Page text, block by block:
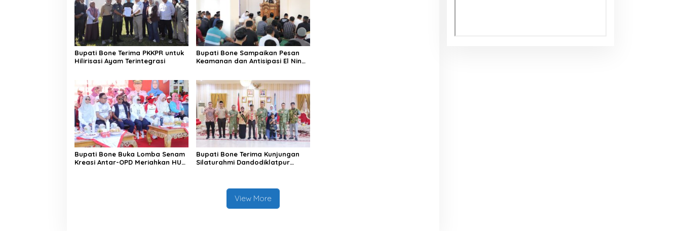
Bupati Bone Terima PKKPR untuk
Hilirisasi Ayam Terintegrasi
Bupati Bone Sampaikan Pesan
Keamanan dan Antisipasi El Nino
Bupati Bone Buka Lomba Senam
Kreasi Antar-OPD Meriahkan HUT
Bupati Bone Terima Kunjungan
Silaturahmi Dandodiklatpur
View More